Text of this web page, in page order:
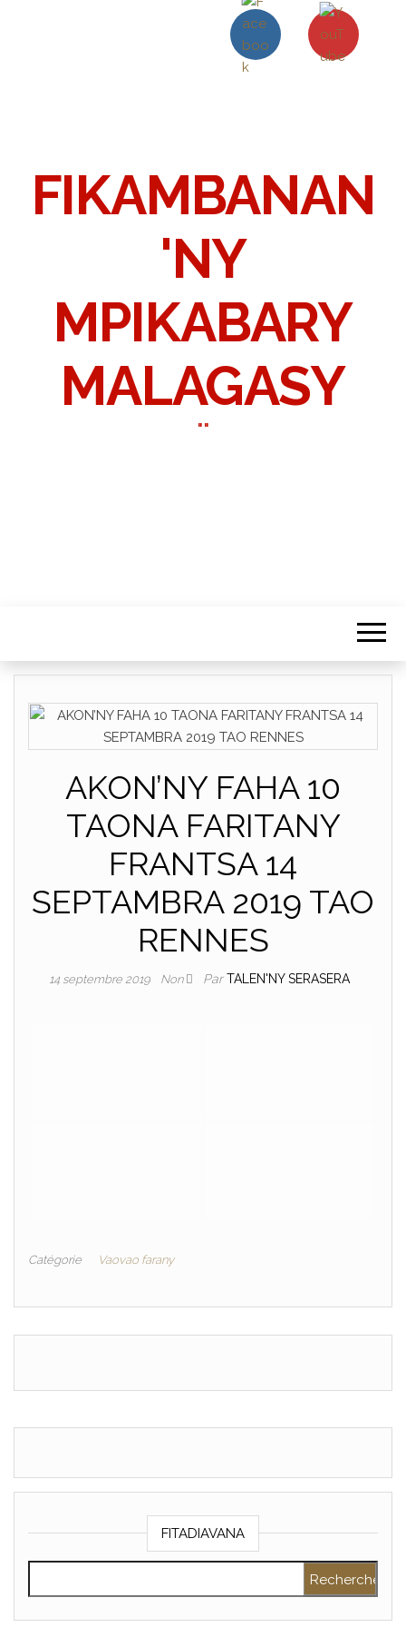
FIKAMBANAN
'NY
MPIKABARY
MALAGASY
""
AKON’NY FAHA 10
TAONA FARITANY
FRANTSA 14
SEPTAMBRA 2019 TAO
RENNES
14 septembre 2019 Non ParTALEN'NY SERASERA
Catégorie Vaovao farany
FITADIAVANA